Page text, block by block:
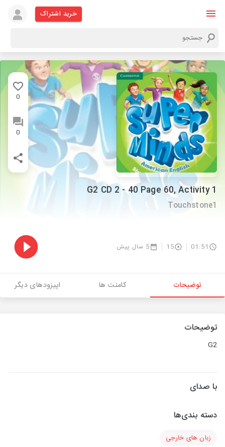
خرید اشتراک
0
0
G2 CD 2 - 40 Page 60, Activity 1
Touchstone1
01:51
15 5 سال پیش
توضیحات کامنت ها اپیزودهای دیگر
توضیحات
G2
با صدای
دسته بندی‌ها
زبان های خارجی